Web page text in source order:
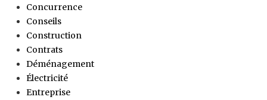
Concurrence
Conseils
Construction
Contrats
Déménagement
Électricité
Entreprise